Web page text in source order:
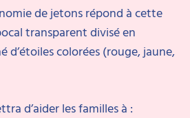
de jetons répond à cette
transparent divisé en
d’étoiles colorées (rouge, jaune,
d’aider les familles à :